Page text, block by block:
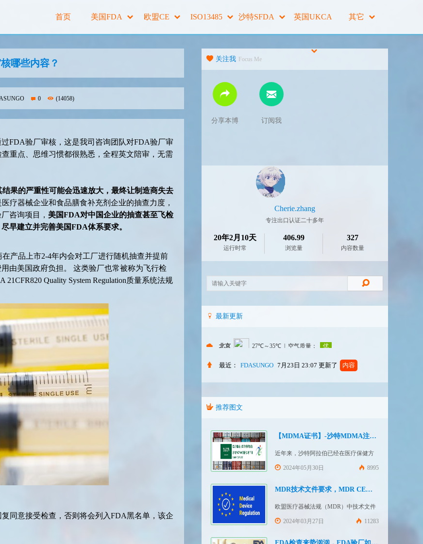
首页 美国FDA 欧盟CE ISO13485 沙特SFDA 英国UKCA 其它
哪些内容？
0 (14058)
FDA验厂审核，这是我司咨询团队对FDA验厂审
重点、思维习惯都很熟悉，全程英文陪审，无需
果的严重性可能会迅速放大，最终让制造商失去
疗器械企业和食品膳食补充剂企业的抽查力度，
咨询项目， 美国FDA对中国企业的抽查甚至飞检
早建立并完善美国FDA体系要求。
产品上市2-4年内会对工厂进行随机抽查并提前
由美国政府负担。 这类验厂也常被称为飞行检
Quality System Regulation质量系统法规
同意接受检查，否则将会列入FDA黑名单，该企
关注我 Focus Me
分享本博 订阅我
Cherie.zhang
专注出口认证二十多年
20年2月10天
运行时常
406.99
浏览量
327
内容数量
最新更新
最近： FDASUNGO 7月23日 23:07 更新了 内容
推荐图文
【MDMA证书】-沙特MDMA注册快速下证
近年来，沙特阿拉伯已经在医疗保健方
面投入大量资金并将继续增加支出，这
场。然而，想要在该国销售其设备的制
须在沙特阿拉伯获得其设备的授权。开
启沙特医疗器械上市合规业务，
2024年05月30日 8995
MDR技术文件要求，MDR CE认证办理
欧盟医疗器械法规（MDR）中技术文件
的主要目的是证明医疗器械满足一般安
疗设备都必须提供技术文件。MDR附件
2024年03月27日 11283